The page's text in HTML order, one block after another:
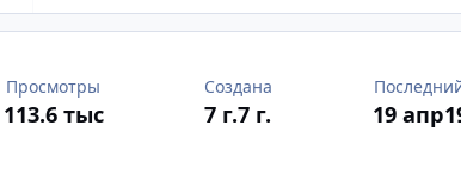
Просмотры
113.6 тыс
Создана
7 г.7 г. 19 апр